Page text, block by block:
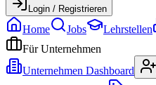
Login / Registrieren
Home Jobs Lehrstellen
Für Unternehmen
Unternehmen Dashboard